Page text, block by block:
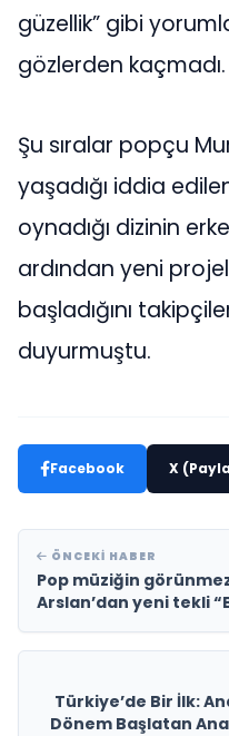
güzellik” gibi
gözlerden kaçmadı.
Şu sıralar popçu
yaşadığı iddia
oynadığı dizinin
ardından yeni
başladığını
duyurmuştu.
Facebook X
ÖNCEKI HABER
Pop müziğin
Arslan’dan yeni tekli
Türkiye’de Bir İlk:
Dönem Başlatan